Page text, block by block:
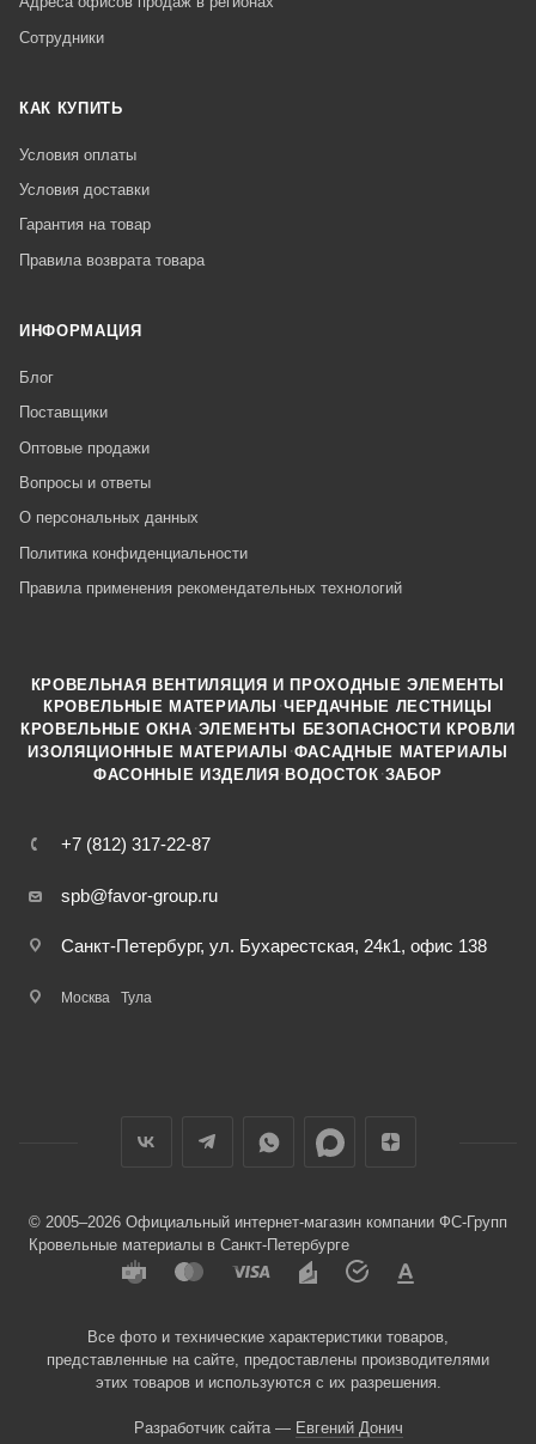
Сотрудники
КАК КУПИТЬ
Условия оплаты
Условия доставки
Гарантия на товар
Правила возврата товара
ИНФОРМАЦИЯ
Блог
Поставщики
Оптовые продажи
Вопросы и ответы
О персональных данных
Политика конфиденциальности
Правила применения рекомендательных технологий
+7 (812) 317-22-87
spb@favor-group.ru
Санкт-Петербург, ул. Бухарестская, 24к1, офис 138
Москва Тула
КРОВЕЛЬНАЯ ВЕНТИЛЯЦИЯ И ПРОХОДНЫЕ ЭЛЕМЕНТЫ
КРОВЕЛЬНЫЕ МАТЕРИАЛЫ ·ЧЕРДАЧНЫЕ ЛЕСТНИЦЫ
КРОВЕЛЬНЫЕ ОКНА ·ЭЛЕМЕНТЫ БЕЗОПАСНОСТИ КРОВЛИ
ИЗОЛЯЦИОННЫЕ МАТЕРИАЛЫ ·ФАСАДНЫЕ МАТЕРИАЛЫ
ФАСОННЫЕ ИЗДЕЛИЯ ·ВОДОСТОК ·ЗАБОР
© 2005–2026 Официальный интернет-магазин компании ФС-Групп
Кровельные материалы в Санкт-Петербурге
Все фото и технические характеристики товаров,
представленные на сайте, предоставлены производителями
этих товаров и используются с их разрешения.
Разработчик сайта — Евгений Донич